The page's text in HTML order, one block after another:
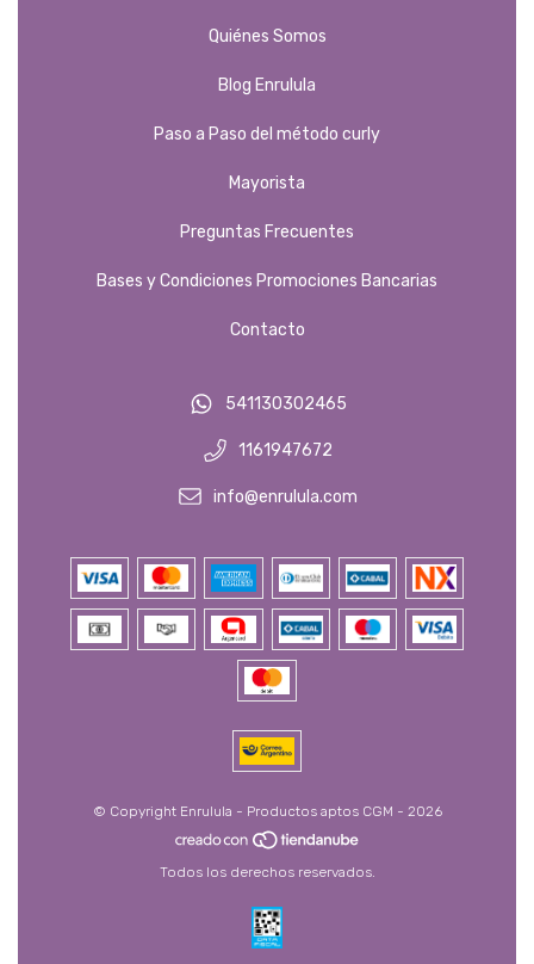
Quiénes Somos
Blog Enrulula
Paso a Paso del método curly
Mayorista
Preguntas Frecuentes
Bases y Condiciones Promociones Bancarias
Contacto
541130302465
1161947672
info@enrulula.com
© Copyright Enrulula - Productos aptos CGM - 2026
Todos los derechos reservados.